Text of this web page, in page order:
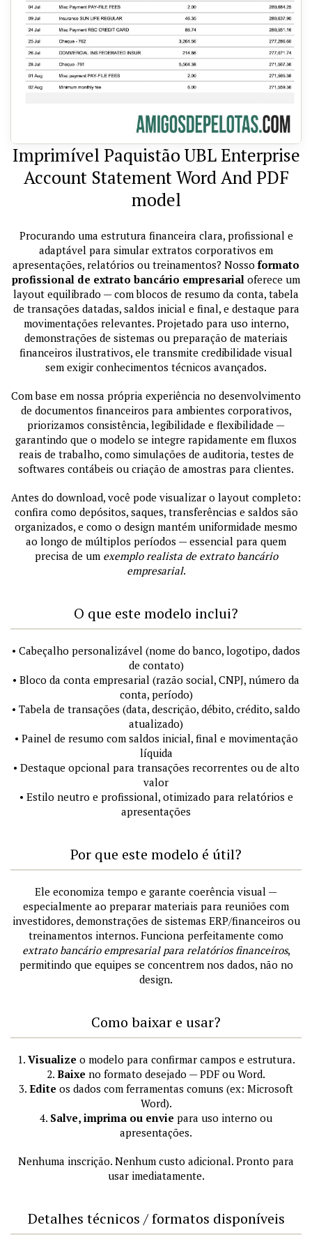
Imprimível Paquistão UBL Enterprise
Account Statement Word And PDF
model
Procurando uma estrutura financeira clara, profissional e
adaptável para simular extratos corporativos em
apresentações, relatórios ou treinamentos? Nosso formato
profissional de extrato bancário empresarial oferece um
layout equilibrado — com blocos de resumo da conta, tabela
de transações datadas, saldos inicial e final, e destaque para
movimentações relevantes. Projetado para uso interno,
demonstrações de sistemas ou preparação de materiais
financeiros ilustrativos, ele transmite credibilidade visual
sem exigir conhecimentos técnicos avançados.
Com base em nossa própria experiência no desenvolvimento
de documentos financeiros para ambientes corporativos,
priorizamos consistência, legibilidade e flexibilidade —
garantindo que o modelo se integre rapidamente em fluxos
reais de trabalho, como simulações de auditoria, testes de
softwares contábeis ou criação de amostras para clientes.
Antes do download, você pode visualizar o layout completo:
confira como depósitos, saques, transferências e saldos são
organizados, e como o design mantém uniformidade mesmo
ao longo de múltiplos períodos — essencial para quem
precisa de um exemplo realista de extrato bancário
empresarial.
O que este modelo inclui?
• Cabeçalho personalizável (nome do banco, logotipo, dados
de contato)
• Bloco da conta empresarial (razão social, CNPJ, número da
conta, período)
• Tabela de transações (data, descrição, débito, crédito, saldo
atualizado)
• Painel de resumo com saldos inicial, final e movimentação
líquida
• Destaque opcional para transações recorrentes ou de alto
valor
• Estilo neutro e profissional, otimizado para relatórios e
apresentações
Por que este modelo é útil?
Ele economiza tempo e garante coerência visual —
especialmente ao preparar materiais para reuniões com
investidores, demonstrações de sistemas ERP/financeiros ou
treinamentos internos. Funciona perfeitamente como
extrato bancário empresarial para relatórios financeiros,
permitindo que equipes se concentrem nos dados, não no
design.
Como baixar e usar?
1. Visualize o modelo para confirmar campos e estrutura.
2. Baixe no formato desejado — PDF ou Word.
3. Edite os dados com ferramentas comuns (ex: Microsoft
Word).
4. Salve, imprima ou envie para uso interno ou
apresentações.
Nenhuma inscrição. Nenhum custo adicional. Pronto para
usar imediatamente.
Detalhes técnicos / formatos disponíveis